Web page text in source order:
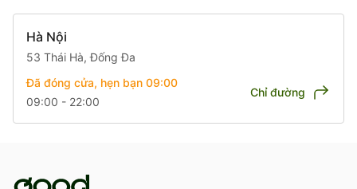
Hà Nội
53 Thái Hà, Đống Đa
Đã đóng cửa, hẹn bạn 09:00
09:00 - 22:00
Chỉ đường